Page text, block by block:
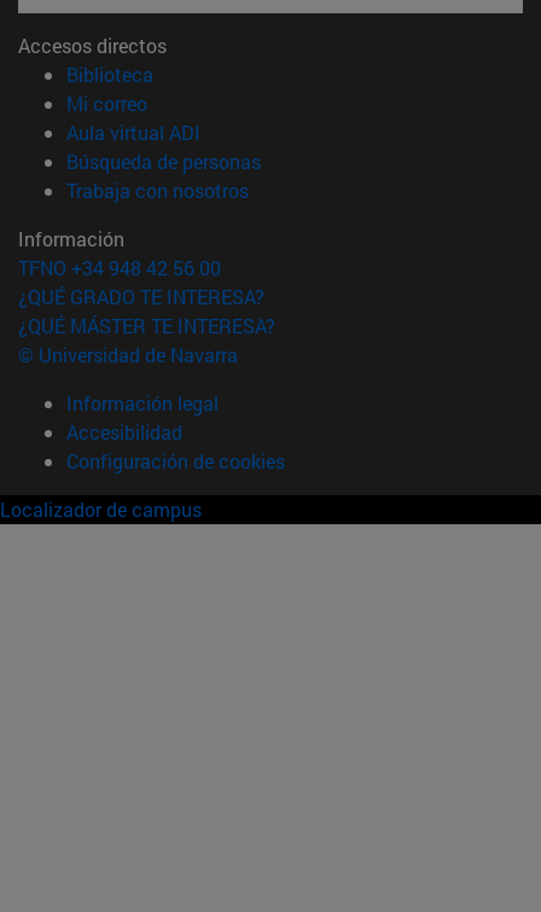
Accesos directos
Biblioteca
Mi correo(abre en nueva ventana)
Aula virtual ADI
Búsqueda de personas(abre en nueva ventana)
Trabaja con nosotros(abre en nueva ventana)
Información
TFNO +34 948 42 56 00
¿QUÉ GRADO TE INTERESA?
¿QUÉ MÁSTER TE INTERESA?
© Universidad de Navarra
Información legal
Accesibilidad
Configuración de cookies
Localizador de campus